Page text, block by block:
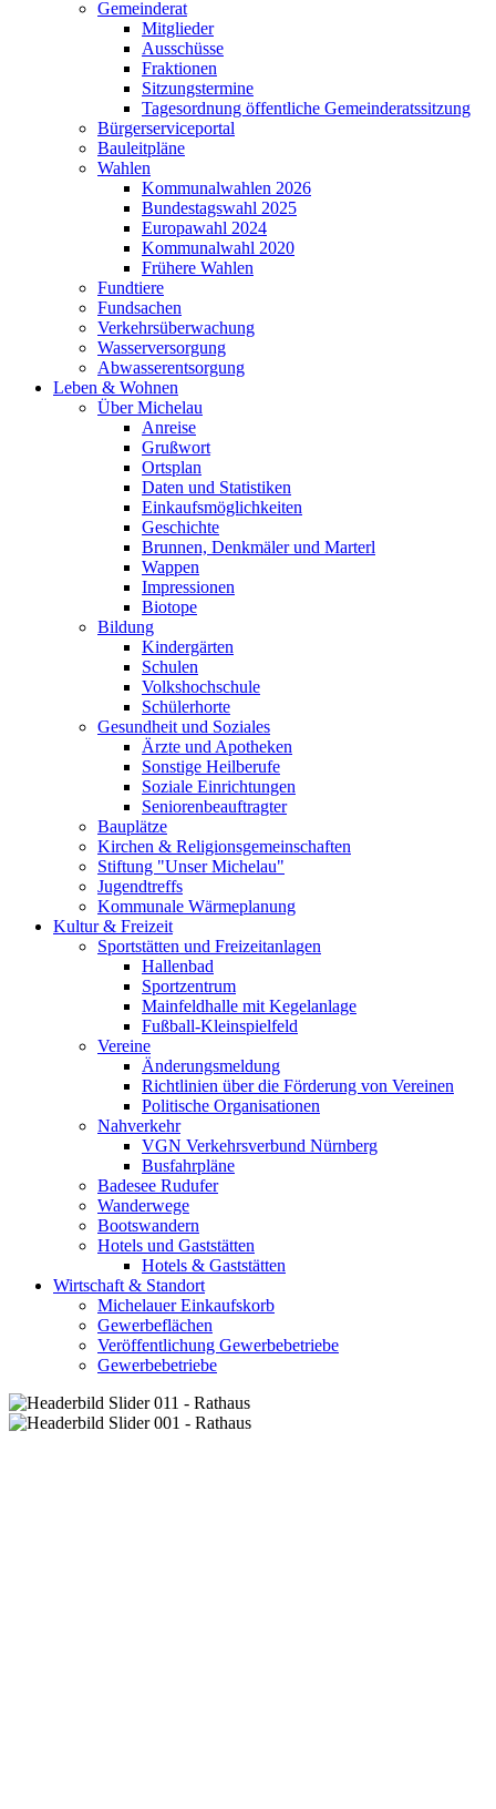
Gemeinderat
Mitglieder
Ausschüsse
Fraktionen
Sitzungstermine
Tagesordnung öffentliche Gemeinderatssitzung
Bürgerserviceportal
Bauleitpläne
Wahlen
Kommunalwahlen 2026
Bundestagswahl 2025
Europawahl 2024
Kommunalwahl 2020
Frühere Wahlen
Fundtiere
Fundsachen
Verkehrsüberwachung
Wasserversorgung
Abwasserentsorgung
Leben & Wohnen
Über Michelau
Anreise
Grußwort
Ortsplan
Daten und Statistiken
Einkaufsmöglichkeiten
Geschichte
Brunnen, Denkmäler und Marterl
Wappen
Impressionen
Biotope
Bildung
Kindergärten
Schulen
Volkshochschule
Schülerhorte
Gesundheit und Soziales
Ärzte und Apotheken
Sonstige Heilberufe
Soziale Einrichtungen
Seniorenbeauftragter
Bauplätze
Kirchen & Religionsgemeinschaften
Stiftung "Unser Michelau"
Jugendtreffs
Kommunale Wärmeplanung
Kultur & Freizeit
Sportstätten und Freizeitanlagen
Hallenbad
Sportzentrum
Mainfeldhalle mit Kegelanlage
Fußball-Kleinspielfeld
Vereine
Änderungsmeldung
Richtlinien über die Förderung von Vereinen
Politische Organisationen
Nahverkehr
VGN Verkehrsverbund Nürnberg
Busfahrpläne
Badesee Rudufer
Wanderwege
Bootswandern
Hotels und Gaststätten
Hotels & Gaststätten
Wirtschaft & Standort
Michelauer Einkaufskorb
Gewerbeflächen
Veröffentlichung Gewerbebetriebe
Gewerbebetriebe